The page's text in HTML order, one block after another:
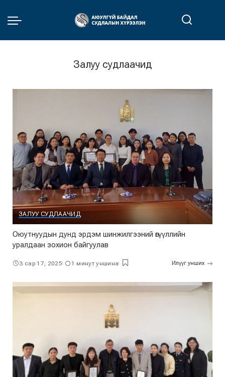
Залуу судлаачид
ЗАЛУУ СУДЛААЧИД
Оюутнуудын дунд эрдэм шинжилгээний өгүүллийн
уралдаан зохион байгуулав
3 сар 17, 2025 1 минут уншина Илүүг унших